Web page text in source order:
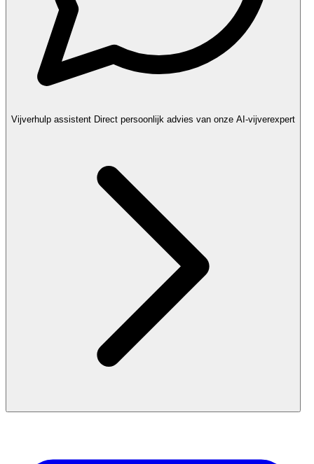
Vijverhulp assistent Direct persoonlijk advies van onze AI-vijverexpert